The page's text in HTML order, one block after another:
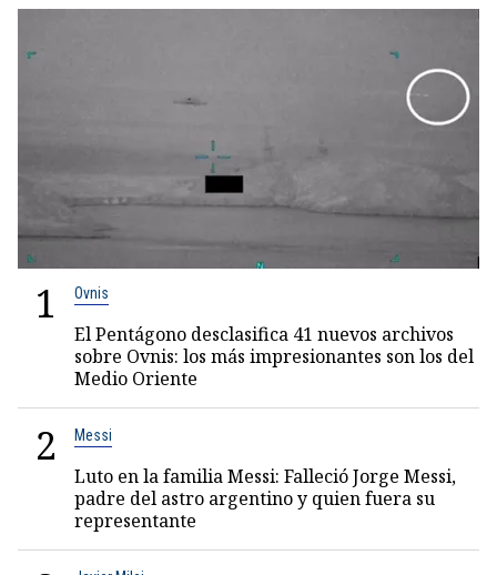
1 Ovnis
El Pentágono desclasifica 41 nuevos archivos
sobre Ovnis: los más impresionantes son los del
Medio Oriente
2 Messi
Luto en la familia Messi: Falleció Jorge Messi,
padre del astro argentino y quien fuera su
representante